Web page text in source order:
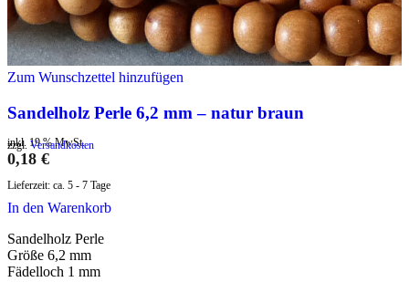
Zum Wunschzettel hinzufügen
Sandelholz Perle 6,2 mm – natur braun
inkl. 19 % MwSt.
zzgl. Versandkosten
0,18 €
Lieferzeit: ca. 5 - 7 Tage
In den Warenkorb
Sandelholz Perle
Größe 6,2 mm
Fädelloch 1 mm